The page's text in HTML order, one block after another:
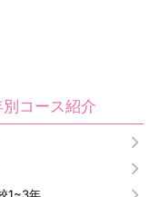
コース紹介
1~3年